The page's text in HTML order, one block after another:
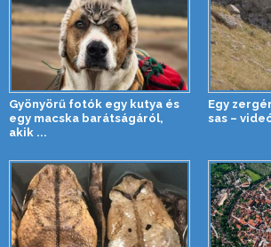
Gyönyörű fotók egy kutya és
egy macska barátságáról,
akik ...
Egy
sas –